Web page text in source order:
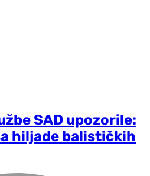
SAD upozorile:
hiljade balističkih